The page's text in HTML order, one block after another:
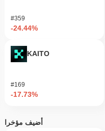
#359
-24.44%
KAITO
#169
-17.73%
أضيف مؤخرا